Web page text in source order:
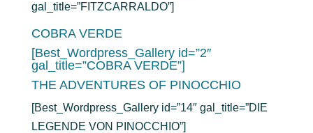
gal_title=”FITZCARRALDO”]
COBRA VERDE
[Best_Wordpress_Gallery id=”2″
gal_title=”COBRA VERDE”]
THE ADVENTURES OF PINOCCHIO
[Best_Wordpress_Gallery id=”14″ gal_title=”DIE
LEGENDE VON PINOCCHIO”]